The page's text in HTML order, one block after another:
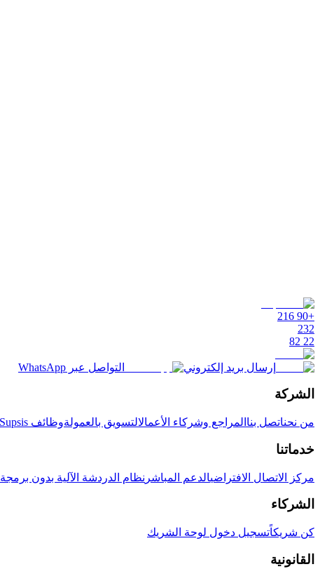
+90 216
232
22 82
إرسال بريد إلكتروني التواصل عبر WhatsApp
الشركة
من نحناتصل بنا المراجع وشركاء الأعمالالتسويق بالعمولةوظائف Supsis
خدماتنا
مركز الاتصال الافتراضيالدعم المباشر نظام الدردشة الآلية بدون برمجة
الشركاء
كن شريكاًتسجيل دخول لوحة الشريك
القانونية